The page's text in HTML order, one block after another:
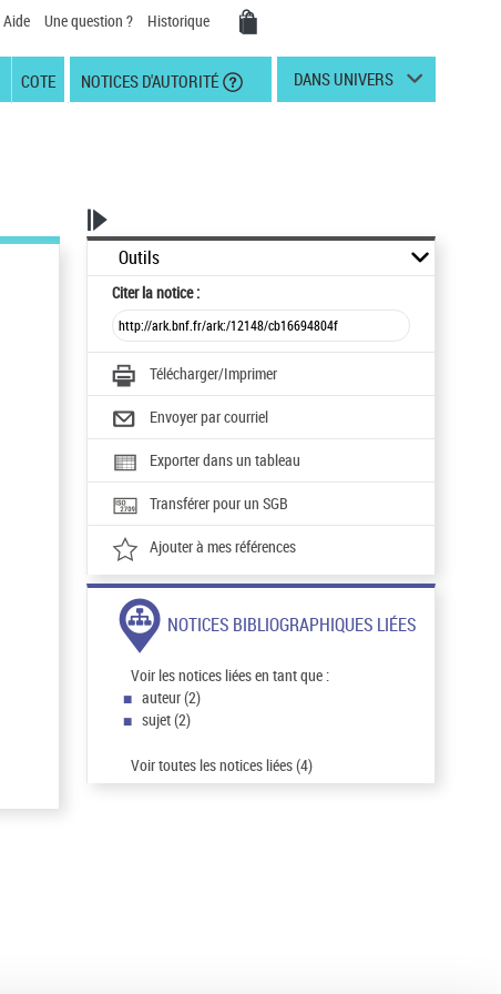
Aide Une question ? Historique
COTE NOTICES D'AUTORITÉ DANS UNIVERS
Outils
Citerla notice :
Télécharger/Imprimer
Envoyer par courriel
Exporter dans un tableau
Transférer pour un SGB
Ajouter à mes références
NOTICES BIBLIOGRAPHIQUES LIÉES
Voir les notices liées en tant que :
auteur (2)
sujet (2)
Voir toutes les notices liées (4)